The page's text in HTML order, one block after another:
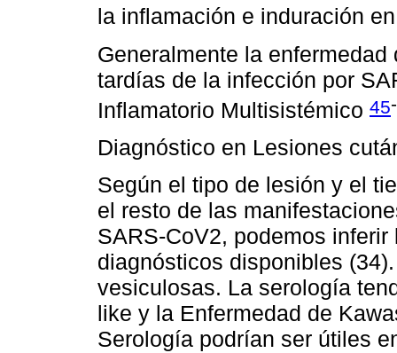
la inflamación e induración
Generalmente la
tardías de la infección por
Inflamatorio Multisistémico 45-
Diagnóstico en Lesiones
Según el tipo de lesión y el
el resto de las
SARS-CoV2, podemos
diagnósticos disponibles
vesiculosas. La serología
like y la Enfermedad de
Serología podrían ser útiles